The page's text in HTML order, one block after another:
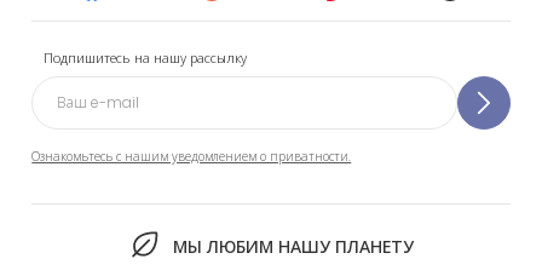
Подпишитесь на нашу рассылку
Ознакомьтесь с нашим уведомлением о приватности.
МЫ ЛЮБИМ НАШУ ПЛАНЕТУ